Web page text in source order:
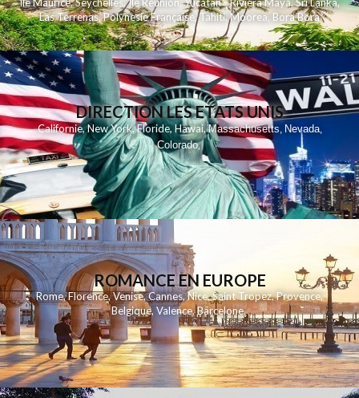
Ile Maurice,Seychelles,Ile Reunion,Yucatan - Riviera Maya,Sri Lanka,
Las Terrenas,Polynesie Française,Tahiti,Moorea, Bora Bora
DIRECTION LES ETATS UNIS
Californie,New York,Floride,Hawai,Massachusetts, Nevada,
Colorado,
ROMANCE EN EUROPE
Rome,Florence,Venise,Cannes,Nice,Saint Tropez,Provence,
Belgique,Valence,Barcelone,